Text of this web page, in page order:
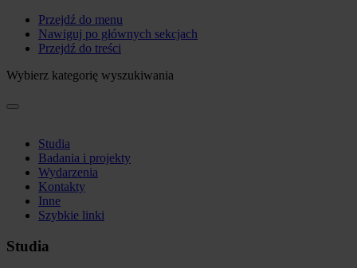
Przejdź do menu
Nawiguj po głównych sekcjach
Przejdź do treści
Wybierz kategorię wyszukiwania
Studia
Badania i projekty
Wydarzenia
Kontakty
Inne
Szybkie linki
Studia